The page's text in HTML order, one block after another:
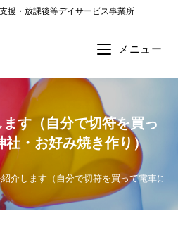
援・放課後等デイサービス事業所
メニュー
す（自分で切符を買っ
・お好み焼き作り）
介します（自分で切符を買って電車に